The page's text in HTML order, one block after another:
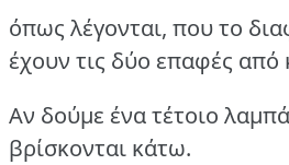
όπως λέγονται, που το
έχουν τις δύο επαφές από
Αν δούμε ένα τέτοιο
βρίσκονται κάτω.